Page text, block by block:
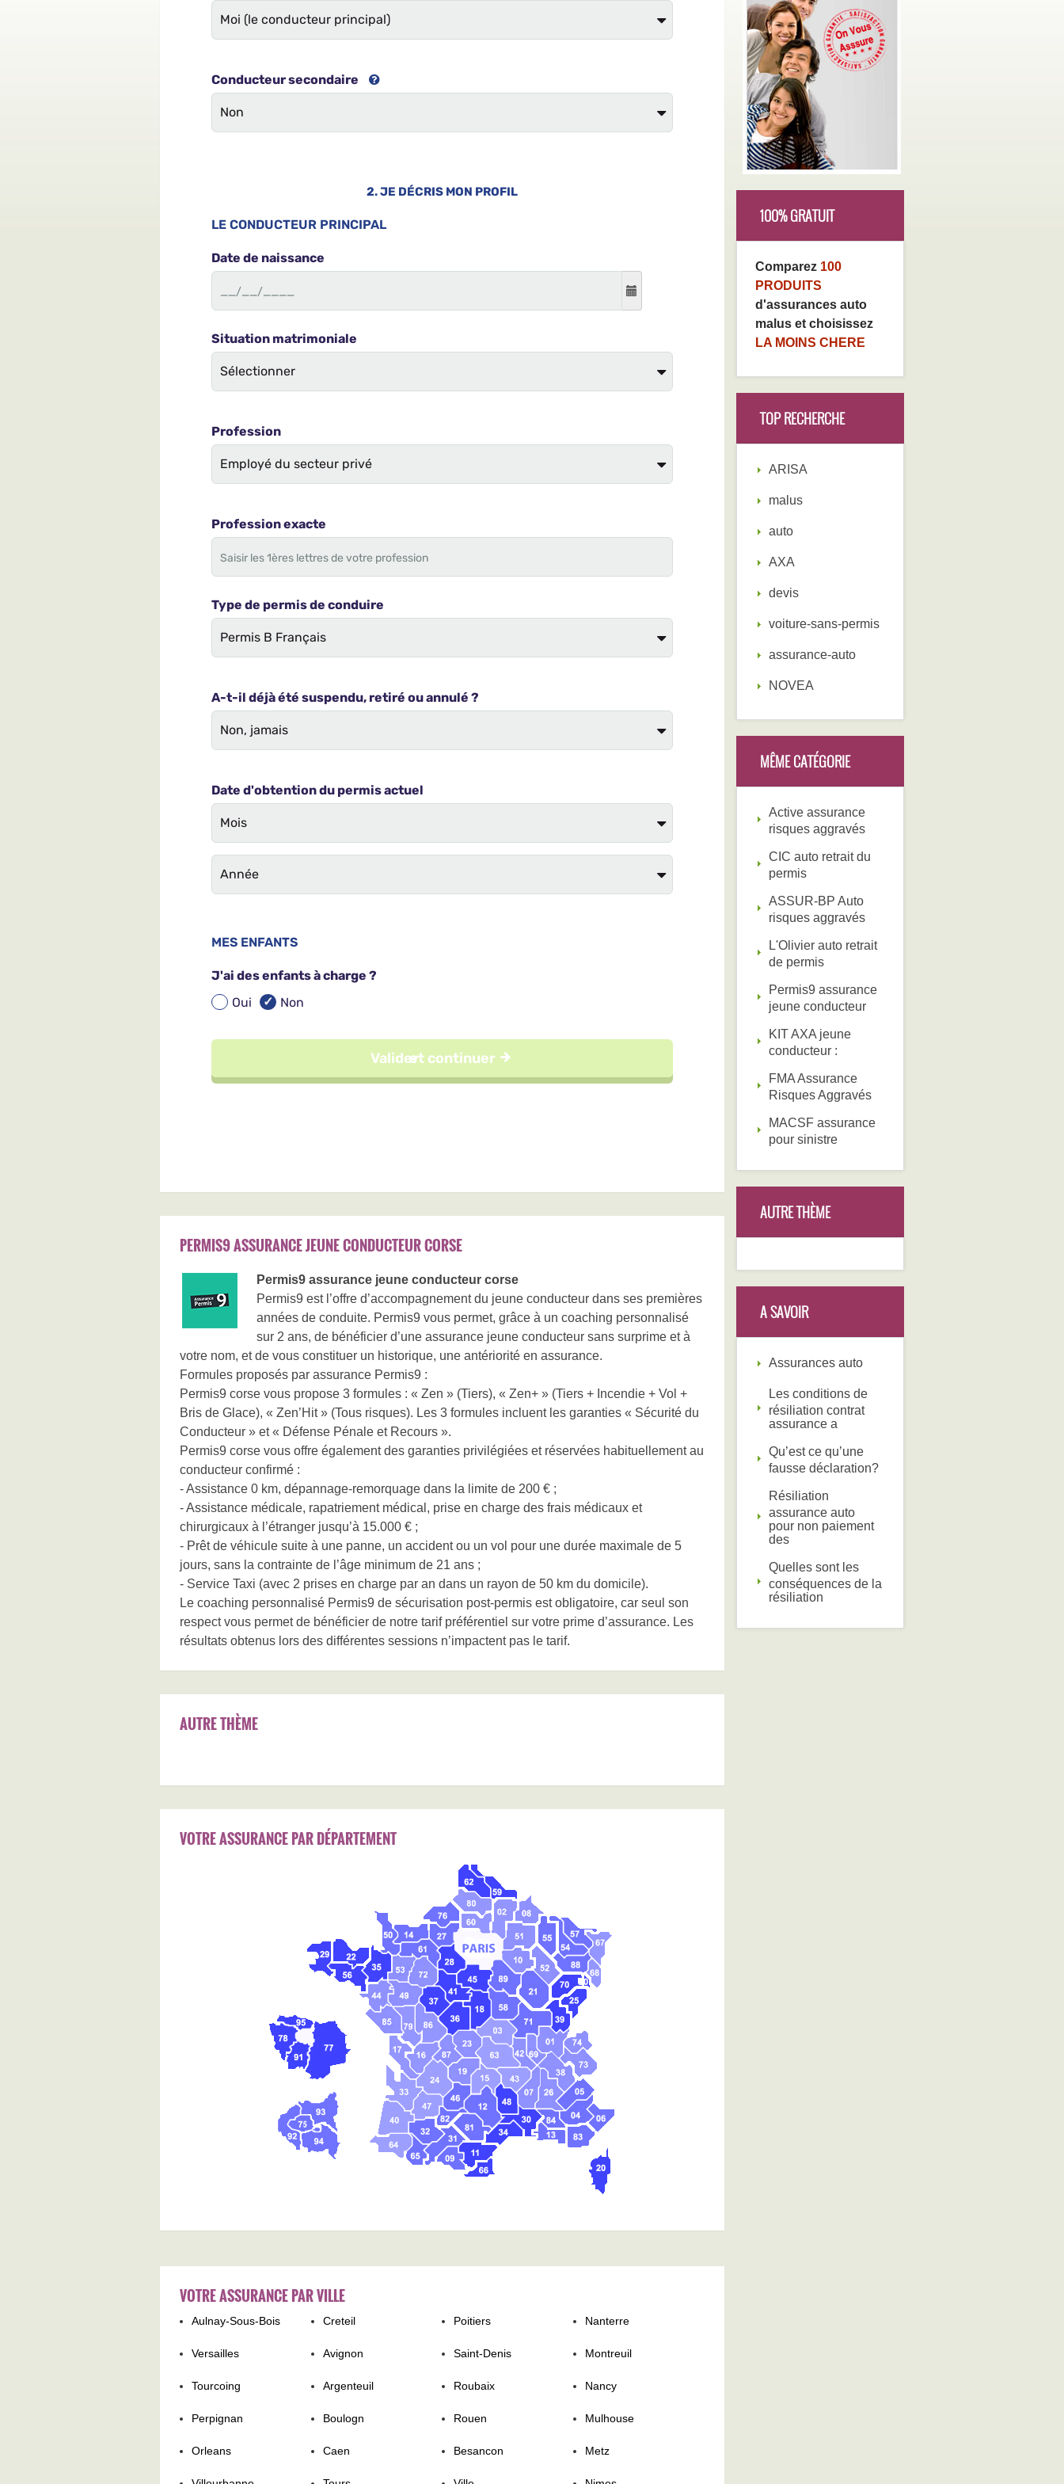
PERMIS9 ASSURANCE JEUNE CONDUCTEUR CORSE
Permis9 assurance jeune conducteur corse
Permis9 est l’offre d’accompagnement du jeune conducteur dans ses premières
années de conduite. Permis9 vous permet, grâce à un coaching personnalisé
sur 2 ans, de bénéficier d’une assurance jeune conducteur sans surprime et à
votre nom, et de vous constituer un historique, une antériorité en assurance.
Formules proposés par assurance Permis9 :
Permis9 corse vous propose 3 formules : « Zen » (Tiers), « Zen+ » (Tiers + Incendie + Vol +
Bris de Glace), « Zen’Hit » (Tous risques). Les 3 formules incluent les garanties « Sécurité du
Conducteur » et « Défense Pénale et Recours ».
Permis9 corse vous offre également des garanties privilégiées et réservées habituellement au
conducteur confirmé :
- Assistance 0 km, dépannage-remorquage dans la limite de 200 € ;
- Assistance médicale, rapatriement médical, prise en charge des frais médicaux et
chirurgicaux à l’étranger jusqu’à 15.000 € ;
- Prêt de véhicule suite à une panne, un accident ou un vol pour une durée maximale de 5
jours, sans la contrainte de l’âge minimum de 21 ans ;
- Service Taxi (avec 2 prises en charge par an dans un rayon de 50 km du domicile).
Le coaching personnalisé Permis9 de sécurisation post-permis est obligatoire, car seul son
respect vous permet de bénéficier de notre tarif préférentiel sur votre prime d’assurance. Les
résultats obtenus lors des différentes sessions n’impactent pas le tarif.
AUTRE THÈME
VOTRE ASSURANCE PAR DÉPARTEMENT
VOTRE ASSURANCE PAR VILLE
Aulnay-Sous-Bois Creteil Poitiers Nanterre
Versailles Avignon Saint-Denis Montreuil
Tourcoing Argenteuil Roubaix Nancy
Perpignan Boulogn Rouen Mulhouse
Orleans Caen Besancon Metz
100% GRATUIT
Comparez 100
PRODUITS
d'assurances auto
malus et choisissez
LA MOINS CHERE
TOP RECHERCHE
ARISA
malus
auto
AXA
devis
voiture-sans-permis
assurance-auto
NOVEA
MÊME CATÉGORIE
Active assurance
risques aggravés
CIC auto retrait du
permis
ASSUR-BP Auto
risques aggravés
L'Olivier auto retrait
de permis
Permis9 assurance
jeune conducteur
KIT AXA jeune
conducteur :
FMA Assurance
Risques Aggravés
MACSF assurance
pour sinistre
AUTRE THÈME
A SAVOIR
Assurances auto
Les conditions de
résiliation contrat
assurance a
Qu’est ce qu’une
fausse déclaration?
Résiliation
assurance auto
pour non paiement
des
Quelles sont les
conséquences de la
résiliation